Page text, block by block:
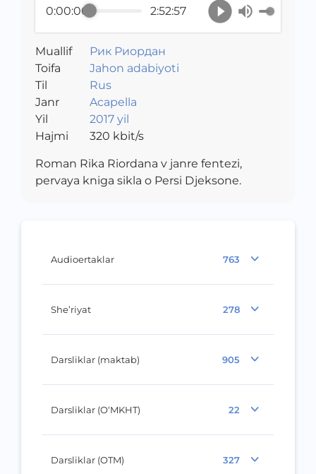
Audioertaklar 763
She’riyat 278
Darsliklar (maktab) 905
Darsliklar (O‘MKHT) 22
Darsliklar (OTM) 327
0:00:00 2:52:57
Muallif
Рик Риордан
Toifa
Jahon adabiyoti
Til
Rus
Janr
Acapella
Yil
2017 yil
Hajmi
320 kbit/s
Roman Rika Riordana v janre fentezi,
pervaya kniga sikla o Persi Djeksone.